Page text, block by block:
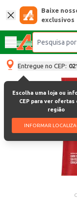
Baixe
exclusivos
Entregue no CEP:
Escolha uma loja ou
CEP para ver ofertas
região
INFORMAR